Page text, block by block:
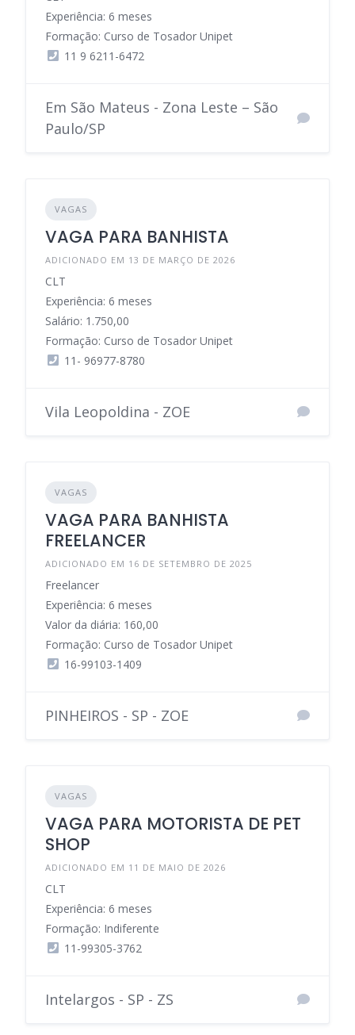
Experiência: 6 meses
Formação: Curso de Tosador Unipet
11 9 6211-6472
Em São Mateus - Zona Leste – São
Paulo/SP
VAGAS
VAGA PARA BANHISTA
ADICIONADO EM 13 DE MARÇO DE 2026
CLT
Experiência: 6 meses
Salário: 1.750,00
Formação: Curso de Tosador Unipet
11- 96977-8780
Vila Leopoldina - ZOE
VAGAS
VAGA PARA BANHISTA
FREELANCER
ADICIONADO EM 16 DE SETEMBRO DE 2025
Freelancer
Experiência: 6 meses
Valor da diária: 160,00
Formação: Curso de Tosador Unipet
16-99103-1409
PINHEIROS - SP - ZOE
VAGAS
VAGA PARA MOTORISTA DE PET
SHOP
ADICIONADO EM 11 DE MAIO DE 2026
CLT
Experiência: 6 meses
Formação: Indiferente
11-99305-3762
Intelargos - SP - ZS